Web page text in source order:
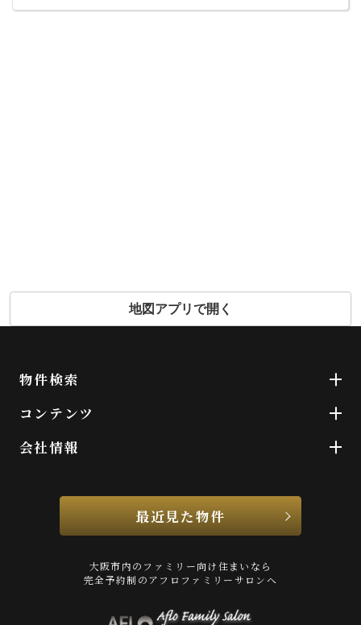
地図アプリで開く
物件検索
コンテンツ
会社情報
最近見た物件
大阪市内のファミリー向け住まいなら
完全予約制のアフロファミリーサロンへ